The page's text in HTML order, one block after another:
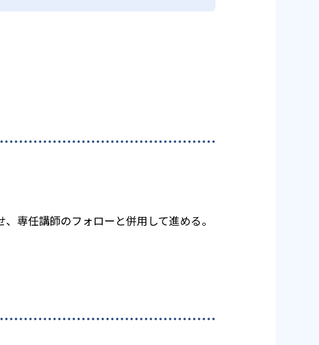
専任講師のフォローと併用して進める。